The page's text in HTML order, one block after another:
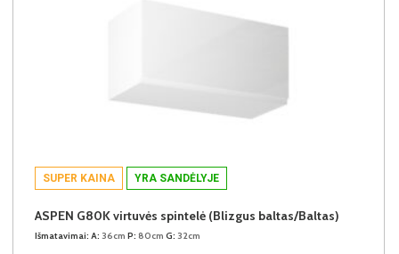
SUPER KAINA YRA SANDĖLYJE
ASPEN G80K virtuvės spintelė (Blizgus baltas/Baltas)
Išmatavimai: A: 36cm P: 80cm G: 32cm